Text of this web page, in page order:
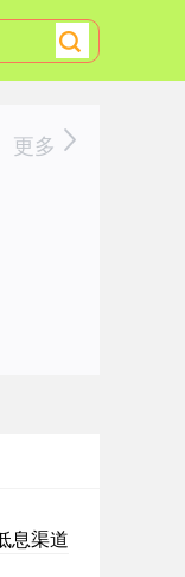
更多
息渠道